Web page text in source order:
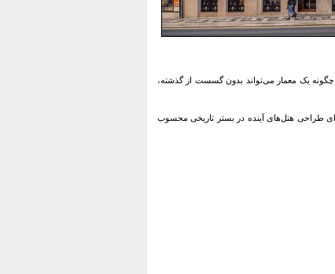
یک معمار می‌تواند بدون گسست از گذشته،
طراحی هتل‌های آینده در بستر تاریخی محسوب